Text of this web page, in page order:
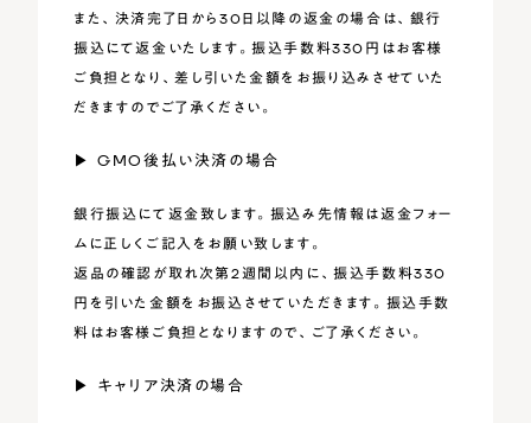
また、決済完了日から30日以降の返金の場合は、銀行
振込にて返金いたします。振込手数料330円はお客様
ご負担となり、差し引いた金額をお振り込みさせていた
だきますのでご了承ください。
▶︎ GMO後払い決済の場合
銀行振込にて返金致します。振込み先情報は返金フォー
ムに正しくご記入をお願い致します。
返品の確認が取れ次第2週間以内に、振込手数料330
円を引いた金額をお振込させていただきます。振込手数
料はお客様ご負担となりますので、ご了承ください。
▶︎ キャリア決済の場合